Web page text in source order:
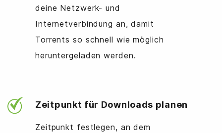
deine Netzwerk- und
Internetverbindung an, damit
Torrents so schnell wie möglich
heruntergeladen werden.
Zeitpunkt für Downloads planen
Zeitpunkt festlegen, an dem